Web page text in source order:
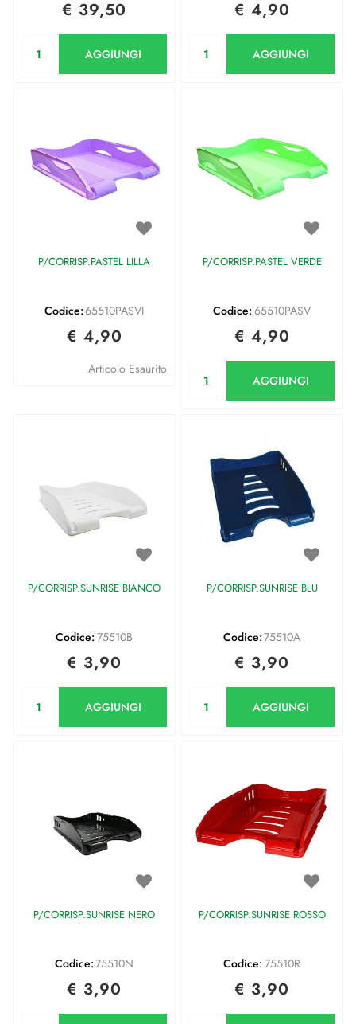
€ 39,50
AGGIUNGI
€ 4,90
AGGIUNGI
P/CORRISP.PASTEL LILLA
Codice:65510PASVI
€ 4,90
Articolo Esaurito
P/CORRISP.PASTEL VERDE
Codice: 65510PASV
€ 4,90
AGGIUNGI
P/CORRISP.SUNRISE BIANCO
Codice: 75510B
€ 3,90
AGGIUNGI
P/CORRISP.SUNRISE BLU
Codice:75510A
€ 3,90
AGGIUNGI
P/CORRISP.SUNRISE NERO
Codice:75510N
€ 3,90
P/CORRISP.SUNRISE ROSSO
Codice: 75510R
€ 3,90